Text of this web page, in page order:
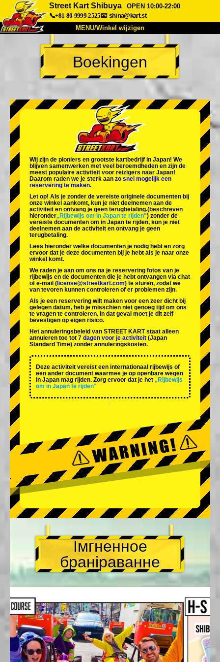
Street Kart Shibuya
OPEN 10:00-22:00
📞+81-80-9999-2525📧 shina@kart.st
MENU/Winkel wijzigen
TOP
Over Specificaties Prijzen
Bedrijf Boekingen
Winkel wijzigen
Tokyo Shinagawa Tokyo Akihabara#1
Tokyo Akihabara#2
Tokyo Shibuya Annex Tokyo Bay
Tokyo Asakusa Osaka
Okinawa
Boekingen
Wij zijn de pioniers en grootste kartbedrijf in Japan! We
blijven samenwerken met veel beroemdheden en zijn de
meest populaire activiteit voor reizigers naar Japan!
Daarom raden we je sterk aan zo snel mogelijk een
reservering te maken.
Let op! Als je zonder de vereiste originele documenten bij
onze winkel aankomt, kun je niet deelnemen aan de
activiteit en ontvang je geen terugbetaling.(beschreven
hieronder„Rijbewijs om in Japan te rijden") zonder de
vereiste documenten om in Japan te rijden, kun je niet
deelnemen aan de activiteit en ontvang je geen
terugbetaling.
Lees hieronder welke documenten je nodig hebt en zorg
ervoor dat je deze documenten bij je hebt als je naar onze
winkel komt.
We raden je aan om ons na je reservering fotos van je
rijbewijs en de documenten die je hebt ontvangen via chat
of e-mail ( license@streetkart.com) te sturen, zodat we
van tevoren kunnen controleren of er problemen zijn.
Als je een reservering wilt maken voor een zeer dicht bij
gelegen datum, heb je misschien niet genoeg tijd om ons
te vragen te controleren. In dat geval moet je dit zelf
bevestigen op eigen risico.
Het annuleringsbeleid van STREET KART staat alleen
annuleren toe tot 7 dagen voor je activiteit (Japan
Standard Time) zonder annuleringskosten.
Deze activiteit vereist een internationaal rijbewijs of
een ander document waarmee je op openbare wegen
in Japan mag rijden. Zorg ervoor dat je het „Rijbewijs
om in Japan te rijden"
Імгненное
браніраванне